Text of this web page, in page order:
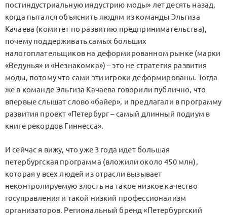
постиндустриальную индустрию моды» лет десять назад,
когда пытался объяснить людям из команды Эльгиза
Качаева (комитет по развитию предпринимательства),
почему поддерживать самых больших
налогоплательщиков на деформированном рынке (марки
«Ведунья» и «Незнакомка») – это не стратегия развития
моды, потому что сами эти игроки деформированы. Тогда
же в команде Эльгиза Качаева говорили публично, что
впервые слышат слово «байер», и предлагали в программу
развития проект «Петербург – самый длинный подиум в
книге рекордов Гиннесса».
И сейчас я вижу, что уже 3 года идет большая
петербургская программа (вложили около 450 млн),
которая у всех людей из отрасли вызывает
неконтролируемую злость на такое низкое качество
госуправления и такой низкий профессионализм
организаторов. Региональный бренд «Петербургский